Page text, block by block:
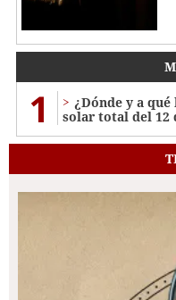
1
¿Dónde y a
solar total del 12